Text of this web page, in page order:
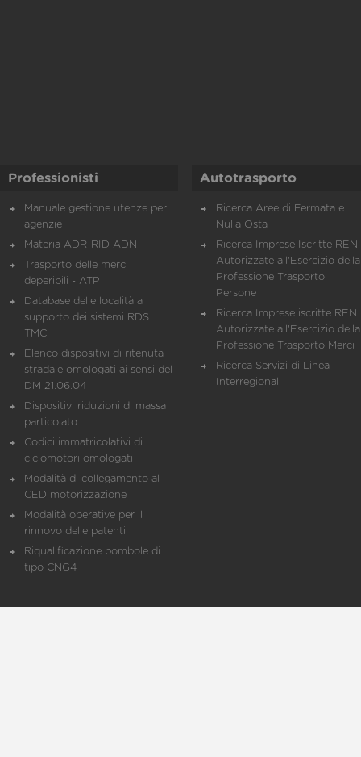
Professionisti
Manuale gestione utenze per
agenzie
Materia ADR-RID-ADN
Trasporto delle merci
deperibili - ATP
Database delle località a
supporto dei sistemi RDS
TMC
Elenco dispositivi di ritenuta
stradale omologati ai sensi del
DM 21.06.04
Dispositivi riduzioni di massa
particolato
Codici immatricolativi di
ciclomotori omologati
Modalità di collegamento al
CED motorizzazione
Modalità operative per il
rinnovo delle patenti
Riqualificazione bombole di
tipo CNG4
Autotrasporto
Ricerca Aree di Fermata e
Nulla Osta
Ricerca Imprese Iscritte REN
Autorizzate all'Esercizio della
Professione Trasporto
Persone
Ricerca Imprese iscritte REN
Autorizzate all'Esercizio della
Professione Trasporto Merci
Ricerca Servizi di Linea
Interregionali